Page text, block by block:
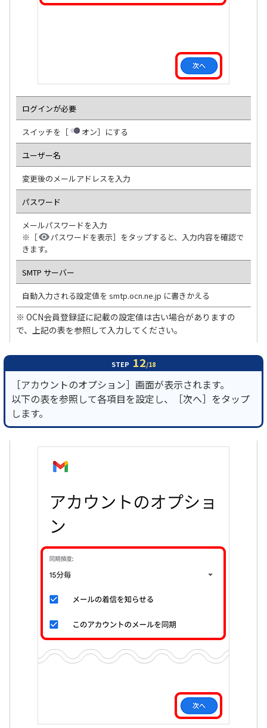
ログインが必要
スイッチを［ オン］にする
ユーザー名
変更後のメールアドレスを入力
パスワード
メールパスワードを入力
※［
パスワードを表示］をタップすると、入力内容を確認で
きます。
SMTP サーバー
自動入力される設定値を smtp.ocn.ne.jp に書きかえる
※ OCN会員登録証に記載の設定値は古い場合がありますの
で、上記の表を参照して入力してください。
STEP 12/18
［アカウントのオプション］画面が表示されます。
以下の表を参照して各項目を設定し、［次へ］をタップ
します。